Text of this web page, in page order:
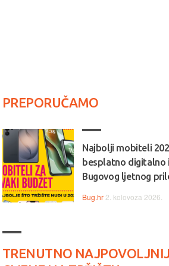
PREPORUČAMO
Najbolji mobiteli
besplatno digitalno
Bugovog ljetnog
Bug.hr 2. kolovoza 2026.
TRENUTNO